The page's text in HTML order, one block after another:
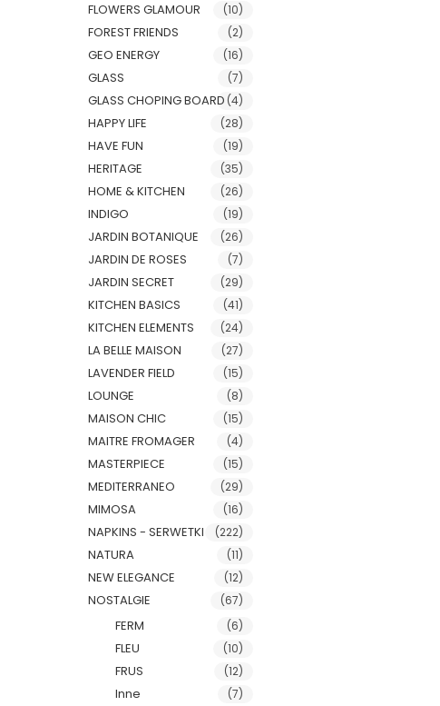
FLOWERS GLAMOUR (10)
FOREST FRIENDS (2)
GEO ENERGY (16)
GLASS (7)
GLASS CHOPING BOARD (4)
HAPPY LIFE (28)
HAVE FUN (19)
HERITAGE (35)
HOME & KITCHEN (26)
INDIGO (19)
JARDIN BOTANIQUE (26)
JARDIN DE ROSES (7)
JARDIN SECRET (29)
KITCHEN BASICS (41)
KITCHEN ELEMENTS (24)
LA BELLE MAISON (27)
LAVENDER FIELD (15)
LOUNGE (8)
MAISON CHIC (15)
MAITRE FROMAGER (4)
MASTERPIECE (15)
MEDITERRANEO (29)
MIMOSA (16)
NAPKINS - SERWETKI (222)
NATURA (11)
NEW ELEGANCE (12)
NOSTALGIE (67)
FERM (6)
FLEU (10)
FRUS (12)
Inne (7)